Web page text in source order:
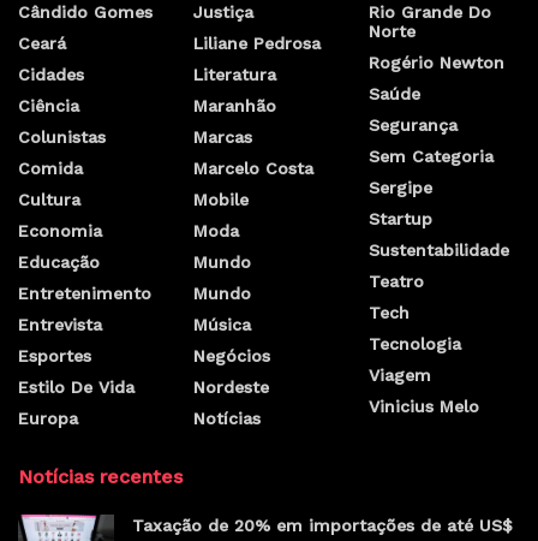
Cândido Gomes
Ceará
Cidades
Ciência
Colunistas
Comida
Cultura
Economia
Educação
Entretenimento
Entrevista
Esportes
Estilo De Vida
Europa
Justiça
Liliane Pedrosa
Literatura
Maranhão
Marcas
Marcelo Costa
Mobile
Moda
Mundo
Mundo
Música
Negócios
Nordeste
Notícias
Rio Grande Do
Norte
Rogério Newton
Saúde
Segurança
Sem Categoria
Sergipe
Startup
Sustentabilidade
Teatro
Tech
Tecnologia
Viagem
Vinicius Melo
Notícias recentes
Taxação de 20% em importações de até US$